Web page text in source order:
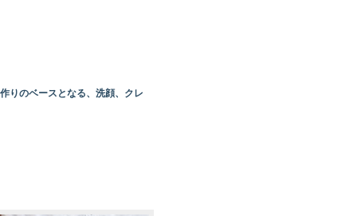
りのベースとなる、洗顔、クレ